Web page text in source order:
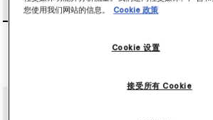
您使用我们网站的信息。
Cookie 政策
Cookie 设置
接受所有 Cookie